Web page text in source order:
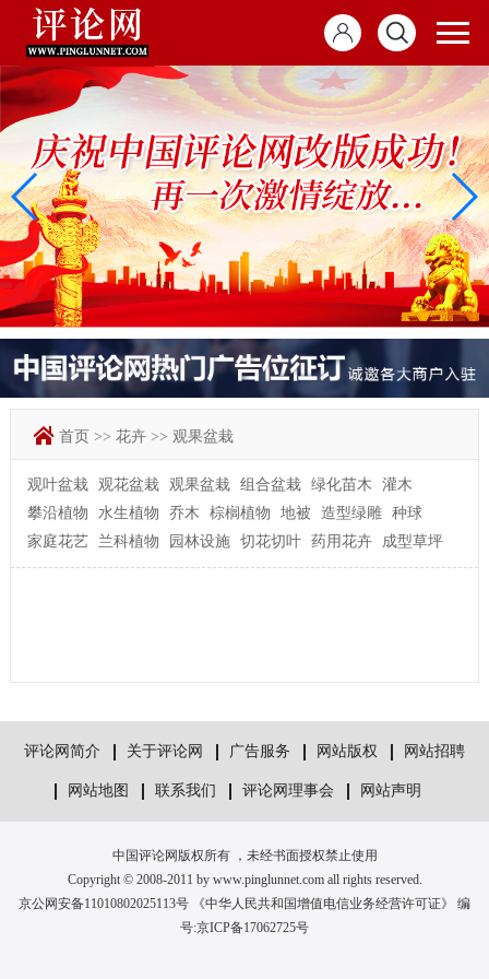
首页 >> 花卉 >> 观果盆栽
观叶盆栽 观花盆栽 观果盆栽 组合盆栽 绿化苗木
灌木
攀沿植物
水生植物 乔木 棕榈植物 地被 造型绿雕
种球
家庭花艺
兰科植物 园林设施 切花切叶 药用花卉 成型草坪
评论网简介 关于评论网 广告服务 网站版权 网站招聘
网站地图 联系我们 评论网理事会 网站声明
中国评论网版权所有 ，未经书面授权禁止使用
Copyright © 2008-2011 by www.pinglunnet.com all rights reserved.
京公网安备11010802025113号 《中华人民共和国增值电信业务经营许可证》 编
号:京ICP备17062725号